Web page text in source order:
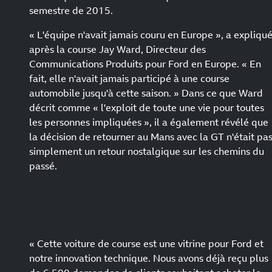
semestre de 2015.
« L'équipe n'avait jamais couru en Europe », a expliqué
après la course Jay Ward, Directeur des
Communications Produits pour Ford en Europe. « En
fait, elle n'avait jamais participé à une course
automobile jusqu'à cette saison. » Dans ce que Ward
décrit comme « l'exploit de toute une vie pour toutes
les personnes impliquées », il a également révélé que
la décision de retourner au Mans avec la GT n'était pas
simplement un retour nostalgique sur les chemins du
passé.
« Cette voiture de course est une vitrine pour Ford et
notre innovation technique. Nous avons déjà reçu plus